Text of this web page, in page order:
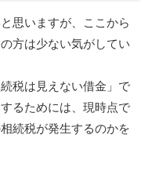
思いますが、ここから
方は少ない気がしてい
税は見えない借金」で
るためには、現時点で
続税が発生するのかを